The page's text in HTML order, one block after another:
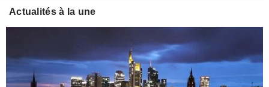
Actualités à la une